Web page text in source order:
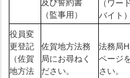
及び誓約書
（監事用）
（ワー
バイト）
役員変
更登記
（佐賀
地方法
佐賀地方法務
局にお尋ねく
ださい。
法務局
ページ
さい。